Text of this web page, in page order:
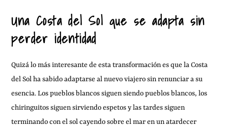
Una Costa del Sol que se adapta sin
perder identidad
Quizá lo más interesante de esta transformación es que la Costa
del Sol ha sabido adaptarse al nuevo viajero sin renunciar a su
esencia. Los pueblos blancos siguen siendo pueblos blancos, los
chiringuitos siguen sirviendo espetos y las tardes siguen
terminando con el sol cayendo sobre el mar en un atardecer